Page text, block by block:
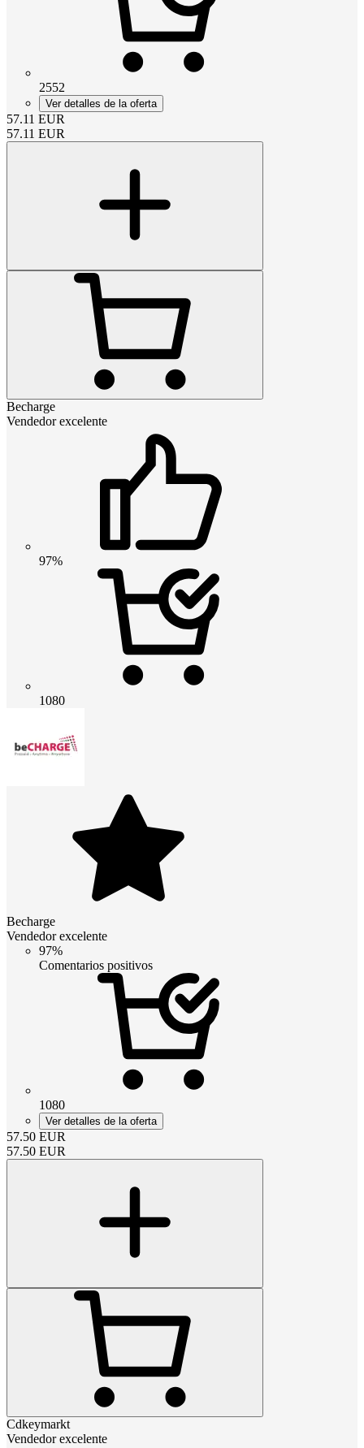
2552
Ver detalles de la oferta
57.11 EUR
57.11 EUR
Becharge
Vendedor excelente
97%
1080
Becharge
Vendedor excelente
97%
Comentarios positivos
1080
Ver detalles de la oferta
57.50 EUR
57.50 EUR
Cdkeymarkt
Vendedor excelente